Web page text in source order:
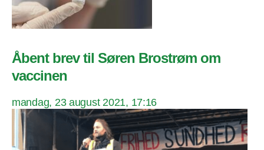
Åbent brev til Søren Brostrøm om
vaccinen
mandag, 23 august 2021, 17:16